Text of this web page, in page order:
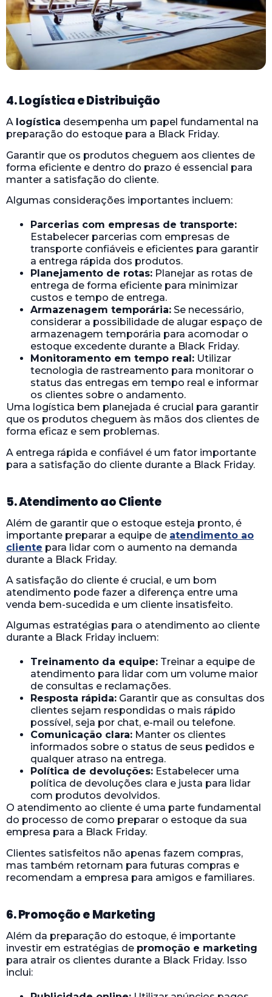
4. Logística e Distribuição
A logística desempenha um papel fundamental na
preparação do estoque para a Black Friday.
Garantir que os produtos cheguem aos clientes de
forma eficiente e dentro do prazo é essencial para
manter a satisfação do cliente.
Algumas considerações importantes incluem:
Parcerias com empresas de transporte:
Estabelecer parcerias com empresas de
transporte confiáveis e eficientes para garantir
a entrega rápida dos produtos.
Planejamento de rotas: Planejar as rotas de
entrega de forma eficiente para minimizar
custos e tempo de entrega.
Armazenagem temporária: Se necessário,
considerar a possibilidade de alugar espaço de
armazenagem temporária para acomodar o
estoque excedente durante a Black Friday.
Monitoramento em tempo real: Utilizar
tecnologia de rastreamento para monitorar o
status das entregas em tempo real e informar
os clientes sobre o andamento.
Uma logística bem planejada é crucial para garantir
que os produtos cheguem às mãos dos clientes de
forma eficaz e sem problemas.
A entrega rápida e confiável é um fator importante
para a satisfação do cliente durante a Black Friday.
5. Atendimento ao Cliente
Além de garantir que o estoque esteja pronto, é
importante preparar a equipe de atendimento ao
cliente para lidar com o aumento na demanda
durante a Black Friday.
A satisfação do cliente é crucial, e um bom
atendimento pode fazer a diferença entre uma
venda bem-sucedida e um cliente insatisfeito.
Algumas estratégias para o atendimento ao cliente
durante a Black Friday incluem:
Treinamento da equipe: Treinar a equipe de
atendimento para lidar com um volume maior
de consultas e reclamações.
Resposta rápida: Garantir que as consultas dos
clientes sejam respondidas o mais rápido
possível, seja por chat, e-mail ou telefone.
Comunicação clara: Manter os clientes
informados sobre o status de seus pedidos e
qualquer atraso na entrega.
Política de devoluções: Estabelecer uma
política de devoluções clara e justa para lidar
com produtos devolvidos.
O atendimento ao cliente é uma parte fundamental
do processo de como preparar o estoque da sua
empresa para a Black Friday.
Clientes satisfeitos não apenas fazem compras,
mas também retornam para futuras compras e
recomendam a empresa para amigos e familiares.
6. Promoção e Marketing
Além da preparação do estoque, é importante
investir em estratégias de promoção e marketing
para atrair os clientes durante a Black Friday. Isso
inclui: